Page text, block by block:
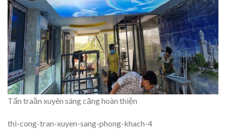
Tấn traần xuyên sáng căng hoàn thiện
thi-cong-tran-xuyen-sang-phong-khach-4